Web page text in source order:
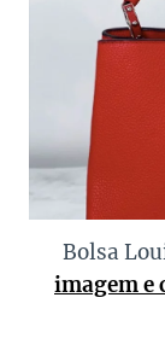
Bolsa
imagem e